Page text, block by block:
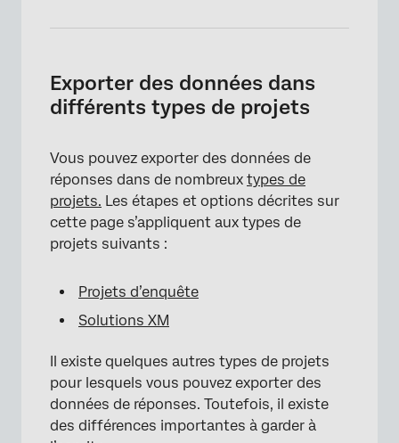
Exporter des données dans
différents types de projets
Vous pouvez exporter des données de
réponses dans de nombreux types de
projets. Les étapes et options décrites sur
cette page s’appliquent aux types de
projets suivants :
Projets d’enquête
Solutions XM
Il existe quelques autres types de projets
pour lesquels vous pouvez exporter des
données de réponses. Toutefois, il existe
des différences importantes à garder à